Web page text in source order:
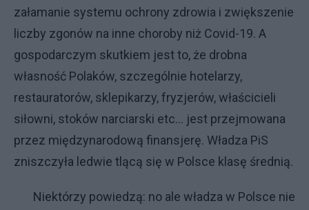
załamanie systemu ochrony zdrowia i zwiększenie
liczby zgonów na inne choroby niż Covid-19. A
gospodarczym skutkiem jest to, że drobna
własność Polaków, szczególnie hotelarzy,
restauratorów, sklepikarzy, fryzjerów, właścicieli
siłowni, stoków narciarski etc… jest przejmowana
przez międzynarodową finansjerę. Władza PiS
zniszczyła ledwie tlącą się w Polsce klasę średnią.
Niektórzy powiedzą: no ale władza w Polsce nie